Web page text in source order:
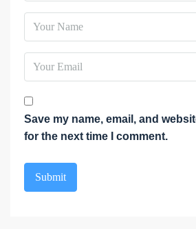
Save my name, email, and
for the next time I comment.